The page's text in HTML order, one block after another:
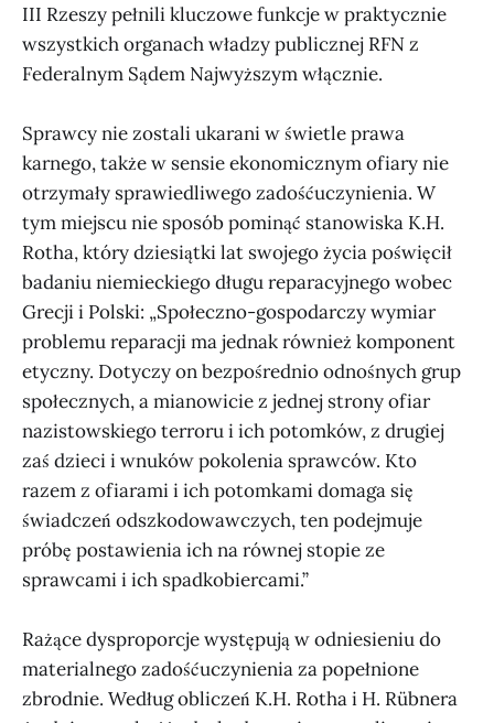
III Rzeszy pełnili kluczowe funkcje w praktycznie
wszystkich organach władzy publicznej RFN z
Federalnym Sądem Najwyższym włącznie.
Sprawcy nie zostali ukarani w świetle prawa
karnego, także w sensie ekonomicznym ofiary nie
otrzymały sprawiedliwego zadośćuczynienia. W
tym miejscu nie sposób pominąć stanowiska K.H.
Rotha, który dziesiątki lat swojego życia poświęcił
badaniu niemieckiego długu reparacyjnego wobec
Grecji i Polski: „Społeczno-gospodarczy wymiar
problemu reparacji ma jednak również komponent
etyczny. Dotyczy on bezpośrednio odnośnych grup
społecznych, a mianowicie z jednej strony ofiar
nazistowskiego terroru i ich potomków, z drugiej
zaś dzieci i wnuków pokolenia sprawców. Kto
razem z ofiarami i ich potomkami domaga się
świadczeń odszkodowawczych, ten podejmuje
próbę postawienia ich na równej stopie ze
sprawcami i ich spadkobiercami.”
Rażące dysproporcje występują w odniesieniu do
materialnego zadośćuczynienia za popełnione
zbrodnie. Według obliczeń K.H. Rotha i H. Rübnera